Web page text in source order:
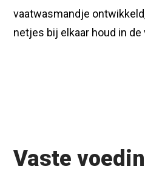
vaatwasmandje
netjes bij elkaar houd in
Vaste